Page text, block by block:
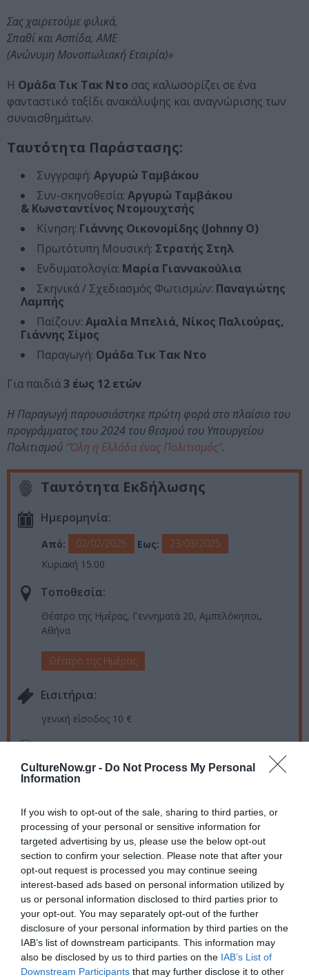
CultureNow.gr - Do Not Process My Personal
Information
If you wish to opt-out of the sale, sharing to third parties, or
processing of your personal or sensitive information for
targeted advertising by us, please use the below opt-out
section to confirm your selection. Please note that after your
opt-out request is processed you may continue seeing
interest-based ads based on personal information utilized by
us or personal information disclosed to third parties prior to
your opt-out. You may separately opt-out of the further
disclosure of your personal information by third parties on the
IAB’s list of downstream participants. This information may
also be disclosed by us to third parties on the IAB’s List of
Downstream Participants that may further disclose it to other
Σας χαιρετούμε φιλικά,
Σπαθί και Ασπίδα, ΑΜΕ
(Ανώνυμη Μονοπωλιακή Εταιρία)»
Η Ομάδα Τικ Τακ Ντο σας καλωσορίζει σε ένα
φανταστικό ταξίδι ανακάλυψης και αναγνώρισης των
συναισθημάτων.
Ταυτότητα Παράστασης:
Συγγραφή: Αργυρώ Ταμβάκου
Συν-σκηνοθεσία: Αργυρώ Ταμβάκου
& Κωνσταντίνος Ντομουχτσής
Κίνηση: Γιάννης Οικονομίδης (Johnny O)
Πρωτότυπη Μουσική: Στρατής Στηλ
Ενδυματολογία: Μαρία Γιαννακούλια
Σκηνικά / Σχεδιασμός Φωτισμών: Παναγιώτης
Λαμπής
Παίζουν: Αμαλία Μπελιά, Νίκος Παλιούρας,
Γιάννης Σίμος
Παραγωγή: Ομάδα Τικ Τακ Ντο
Για παιδιά3 έως 12 ετών
Η Παραγωγή παρουσιάστηκε πρώτη φορά στο πλαίσιο του
προγράμματος του 2024 του θεσμού του Υπουργείου
Πολιτισμού “Όλη η Ελλάδα ένας Πολιτισμός”.
Ταυτότητα Εκδήλωσης
Ημερομηνία:
Από: 02/02/2025 Εως:
23/03/2025
Κυριακή 15.00
Τοποθεσία:
Θέατρο της Ημέρας, Γεννηματά 20, Αμπελόκηποι,
Αθήνα
Θέατρο της Ημέρας
Eισιτήρια:
γενική είσοδος 10 €
Πληροφορίες / Κρατήσεις:
Τηλ.: 210 69 29 090 |theatro-imeras.gr
Ακολουθήστε το Culturenow.gr στοGoogle Newsκαι
μάθετε πρώτοι όλες τις ειδήσεις
Δείτε όλα τατελευταία νέαγια την Τέχνη και τον
Πολιτισμό στο Culturenow.gr
Νέοι Διαγωνισμοί❯
Tags
ΔΡΑΣΤΗΡΙΟΤΗΤΕΣ ΓΙΑ ΠΑΙΔΙΑ ΕΛΛΗΝΙΚΟ ΕΡΓΟ